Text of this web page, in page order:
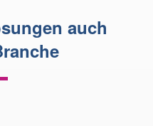
auch